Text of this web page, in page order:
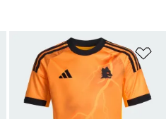
Zur Wunschliste hinzufügen